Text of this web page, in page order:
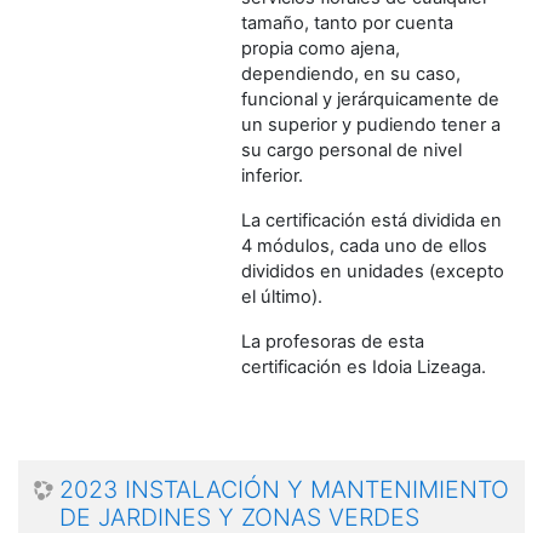
tamaño, tanto por cuenta
propia como ajena,
dependiendo, en su caso,
funcional y jerárquicamente de
un superior y pudiendo tener a
su cargo personal de nivel
inferior.
La certificación está dividida en
4 módulos, cada uno de ellos
divididos en unidades (excepto
el último).
La profesoras de esta
certificación es Idoia Lizeaga.
2023 INSTALACIÓN Y MANTENIMIENTO
DE JARDINES Y ZONAS VERDES